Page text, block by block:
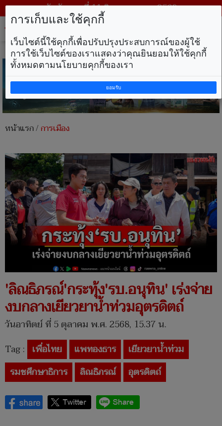
วันอังคาร ที่ 11 สิงหาคม พ.ศ. 2569
หน้าแรก/การเมือง
'ลิณธิภรณ์'กระทุ้ง'รบ.อนุทิน' เร่งจ่าย
งบกลางเยียวยาน้ำท่วมอุตรดิตถ์
วันอาทิตย์ ที่ 5 ตุลาคม พ.ศ. 2568, 15.37 น.
Tag : เพื่อไทย แพทองธาร
เยียวยาน้ำท่วม
รมชศึกษาธิการ
ลิณธิภรณ์ อุตรดิตถ์
การเก็บและใช้คุกกี้
เว็บไซต์นี้ใช้คุกกี้เพื่อปรับปรุงประสบการณ์ของผู้ใช้
การใช้เว็บไซต์ของเราแสดงว่าคุณยินยอมให้ใช้คุกกี้
ทั้งหมดตามนโยบายคุกกี้ของเรา
ยอมรับ